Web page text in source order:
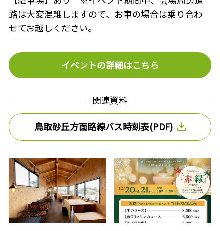
路は大変混雑しますので、お車の場合は乗り合わ
せてお越しください。
イベントの詳細はこちら
関連資料
鳥取砂丘方面路線バス時刻表(PDF)